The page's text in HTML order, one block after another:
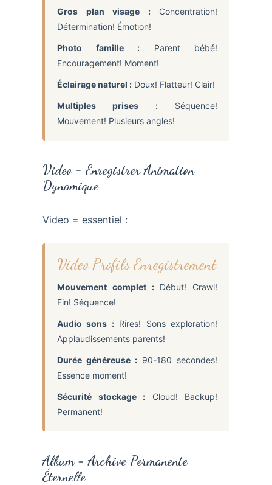
Gros plan visage :Concentration!
Détermination! Émotion!
Photo famille : Parent bébé!
Encouragement! Moment!
Éclairage naturel : Doux! Flatteur! Clair!
Multiples prises :Séquence!
Mouvement! Plusieurs angles!
Video = Enregistrer Animation
Dynamique
Video = essentiel :
Video Profils Enregistrement
Mouvement complet :Début! Crawl!
Fin! Séquence!
Audio sons :Rires! Sons exploration!
Applaudissements parents!
Durée généreuse : 90-180 secondes!
Essence moment!
Sécurité stockage : Cloud! Backup!
Permanent!
Album = Archive Permanente
Éternelle